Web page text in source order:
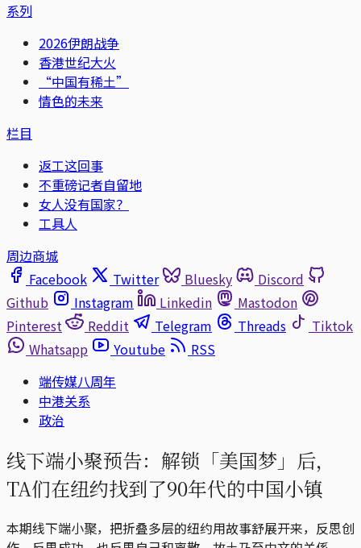
系列
2026伊朗战争
香港世纪大火
“中国有稀土”
情色的未来
栏目
返工这回事
不重磅记者自留地
女人没有国家？
工具人
周边商城
Facebook
Twitter Bluesky
Discord
Github
Instagram Linkedin
Mastodon
Pinterest
Reddit Telegram Threads
Tiktok
Whatsapp
Youtube
RSS
端传媒八周年
中港关系
政治
线下端小聚预告：解锁「美国梦」后，
TA们在纽约找到了90年代的中国小镇
本期线下端小聚，把折叠多层的纽约用故事舒展开来，反思创